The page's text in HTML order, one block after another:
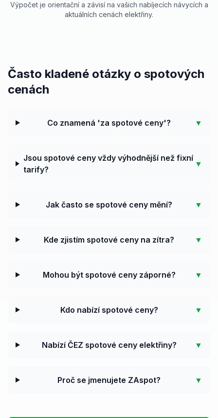
Výpočet je orientační a závisí na vašich nabíjecích návycích a
aktuálních cenách elektřiny.
Často kladené otázky o spotových
cenách
Co znamená 'za spotové ceny'? ▼
Jsou spotové ceny vždy výhodnější než fixní
tarify?
▼
Jak často se spotové ceny mění? ▼
Kde zjistím spotové ceny na zítra? ▼
Mohou být spotové ceny záporné? ▼
Kdo nabízí spotové ceny? ▼
Nabízí ČEZ spotové ceny elektřiny? ▼
Proč se jmenujete ZAspot? ▼